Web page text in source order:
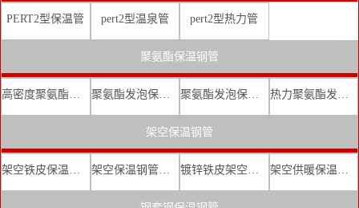
PERT2型保温管 pert2型温泉管 pert2型热力管
聚氨酯保温钢管
高密度聚氨酯发泡保温钢管 聚氨酯发泡保温钢管厂家 聚氨酯发泡保温钢管价格 热力聚氨酯发泡直埋保温钢管
架空保温钢管
架空铁皮保温钢管 架空保温钢管厂家 镀锌铁皮架空保温管 架空供暖保温钢管